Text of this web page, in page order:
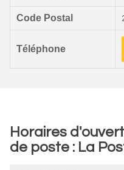
Code Postal
Téléphone
Horaires
de poste : La